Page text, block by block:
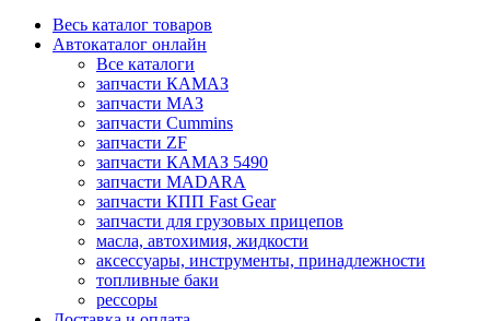
Весь каталог товаров
Автокаталог онлайн
Все каталоги
запчасти КАМАЗ
запчасти МАЗ
запчасти Cummins
запчасти ZF
запчасти КАМАЗ 5490
запчасти MADARA
запчасти КПП Fast Gear
запчасти для грузовых прицепов
масла, автохимия, жидкости
аксессуары, инструменты, принадлежности
топливные баки
рессоры